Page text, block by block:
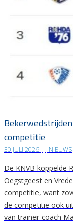
competitie
30 JULI 2026 | NIEUWS
De KNVB koppelde
Oegstgeest en
competitie, want
de competitie ook
van trainer-coach